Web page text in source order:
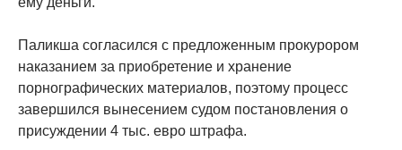
Паликша согласился с предложенным прокурором
наказанием за приобретение и хранение
порнографических материалов, поэтому процесс
завершился вынесением судом постановления о
присуждении 4 тыс. евро штрафа.